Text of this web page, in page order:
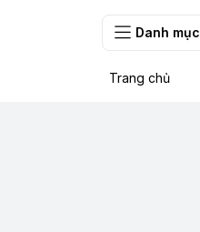
Danh mục
Trang chủ